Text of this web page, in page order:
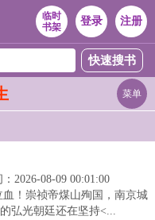
临时
书架
登录 注册
菜单
2026-08-09 00:01:00
！崇祯帝煤山殉国，南京城
弘光朝廷还在坚持<...